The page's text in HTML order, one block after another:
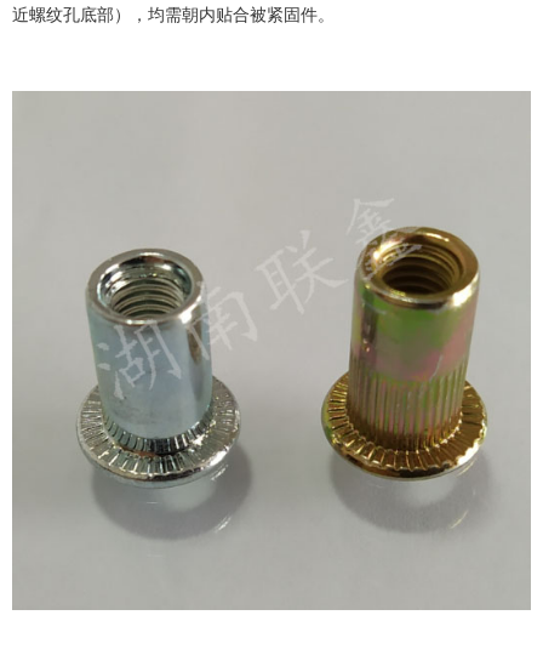
近螺纹孔底部），均需朝内贴合被紧固件。